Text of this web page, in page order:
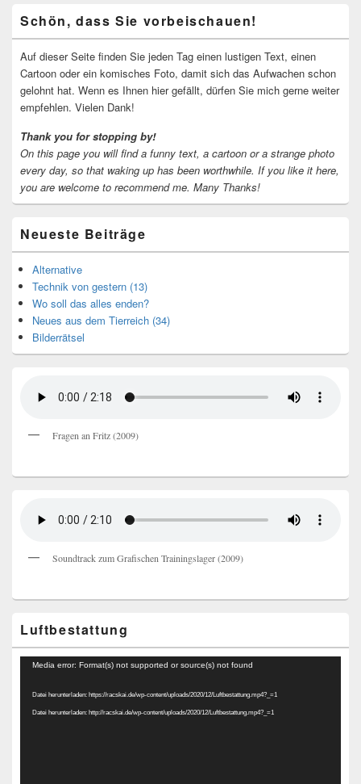
Seitenleisten-
Widgetbereich
Schön, dass Sie vorbeischauen!
Auf dieser Seite finden Sie jeden Tag einen lustigen Text, einen
Cartoon oder ein komisches Foto, damit sich das Aufwachen schon
gelohnt hat. Wenn es Ihnen hier gefällt, dürfen Sie mich gerne weiter
empfehlen. Vielen Dank!
Thank you for stopping by!
On this page you will find a funny text, a cartoon or a strange photo
every day, so that waking up has been worthwhile. If you like it here,
you are welcome to recommend me. Many Thanks!
Neueste Beiträge
Alternative
Technik von gestern (13)
Wo soll das alles enden?
Neues aus dem Tierreich (34)
Bilderrätsel
Fragen an Fritz (2009)
Soundtrack zum Grafischen Trainingslager (2009)
Luftbestattung
Video-
Media error: Format(s) not supported or source(s) not found
Datei herunterladen: https://racskai.de/wp-content/uploads/2020/12/Luftbestattung.mp4?_=1
Datei herunterladen: http://racskai.de/wp-content/uploads/2020/12/Luftbestattung.mp4?_=1